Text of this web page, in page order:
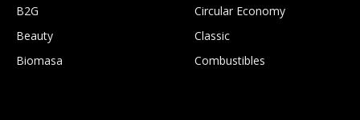
B2G
Beauty
Biomasa
Circular Economy
Classic
Combustibles